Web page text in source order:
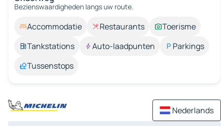
Bezienswaardigheden langs uw route.
Accommodatie Restaurants
Toerisme
Tankstations
Auto-laadpunten
Parkings
Tussenstops
Nederlands